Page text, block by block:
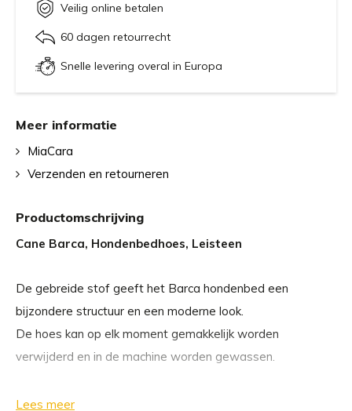
Veilig online betalen
60 dagen retourrecht
Snelle levering overal in Europa
Productomschrijving
Cane Barca, Hondenbedhoes, Leisteen
De gebreide stof geeft het Barca hondenbed een
bijzondere structuur en een moderne look.
De hoes kan op elk moment gemakkelijk worden
verwijderd en in de machine worden gewassen.
Verzorging
Lees meer
Meer informatie
MiaCara
Verzenden en retourneren